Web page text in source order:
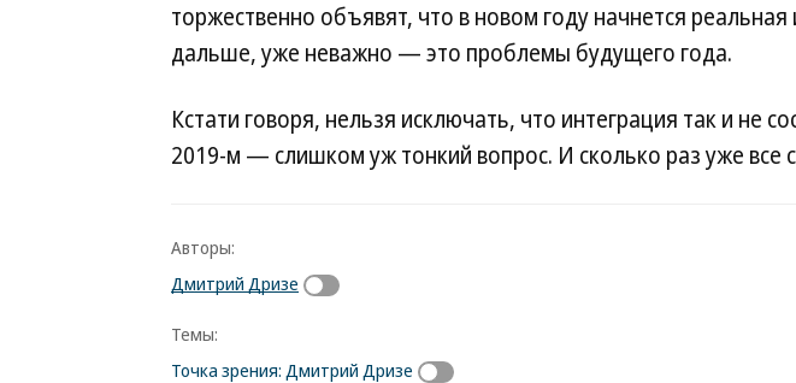
торжественно объявят, что в новом году начнется реальная
дальше, уже неважно — это проблемы будущего года.
Кстати говоря, нельзя исключать, что интеграция так и не
2019-м — слишком уж тонкий вопрос. И сколько раз уже все
Авторы:
Дмитрий Дризе
Темы:
Точка зрения: Дмитрий Дризе